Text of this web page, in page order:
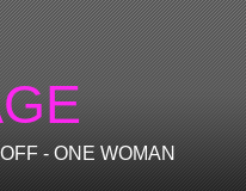
- ONE WOMAN